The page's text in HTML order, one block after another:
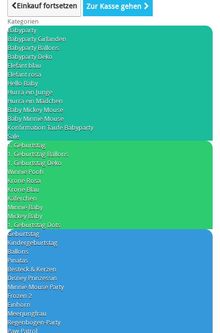
Einkauf fortsetzen Zur Kasse gehen
Kategorien
Babyparty
Babyparty Girlanden
Babyparty Ballons
Babyparty Deko
Elefant blau
Elefant rosa
Hello Baby
Hurra ein Junge
Hurra ein Mädchen
Baby Mickey Mouse
Baby Minnie Mouse
Konfirmation Taufe Babyparty
Sale
1. Geburtstag
1. Geburtstag Ballons
1. Geburtstag Deko
Winnie Pooh
Krone Rosa
Krone Blau
Käferchen
Minnie Baby
Mickey Baby
1. Geburtstag Dots
Geburtstag
Kindergeburtstag
Ballons
Pinatas
Besteck & Kerzen
Disney Prinzessin
Minnie Mouse Party
Frozen 2
Einhorn
Meerjungfrau
Regenbogen-Party
Paw Patrol